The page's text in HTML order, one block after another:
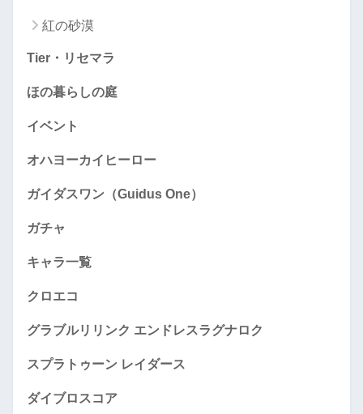
紅の砂漠
Tier・リセマラ
ほの暮らしの庭
イベント
オハヨーカイヒーロー
ガイダスワン（Guidus One）
ガチャ
キャラ一覧
クロエコ
グラブルリリンク エンドレスラグナロク
スプラトゥーン レイダース
ダイブロスコア